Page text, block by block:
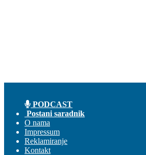
PODCAST
Postani saradnik
O nama
Impressum
Reklamiranje
Kontakt